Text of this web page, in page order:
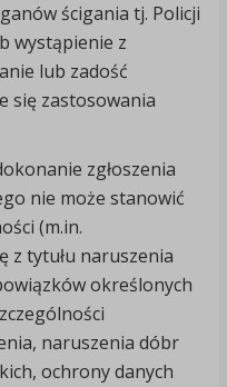
ścigania tj. Policji
wystąpienie z
lub zadość
się zastosowania
zgłoszenia
nie może stanowić
(m.in.
z tytułu naruszenia
określonych
naruszenia dóbr
ochrony danych